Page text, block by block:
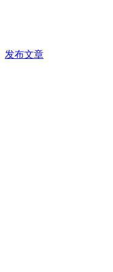
发布文章